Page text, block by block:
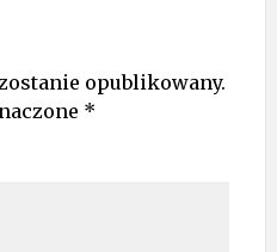
opublikowany.
*